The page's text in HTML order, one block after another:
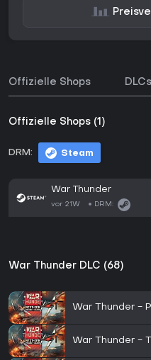
Offizielle Shops DLCs
Offizielle Shops (1)
DRM: Steam
War Thunder
vor 21W DRM:
War Thunder DLC (68)
War Thunder -
War Thunder -